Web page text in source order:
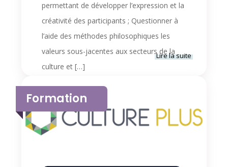
16h30
Penser et créer
permettant de développer l’expression et la
créativité des participants ; Questionner à
l’aide des méthodes philosophiques les
valeurs sous-jacentes aux secteurs de la
culture et […]
Lire la suite
Formation